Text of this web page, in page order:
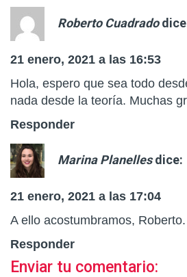
Roberto Cuadrado
21 enero, 2021 a las 16:53
Hola, espero que sea todo
nada desde la teoría. Muchas
Responder
Marina Planelles dice:
21 enero, 2021 a las 17:04
A ello acostumbramos, Roberto.
Responder
Enviar tu comentario: